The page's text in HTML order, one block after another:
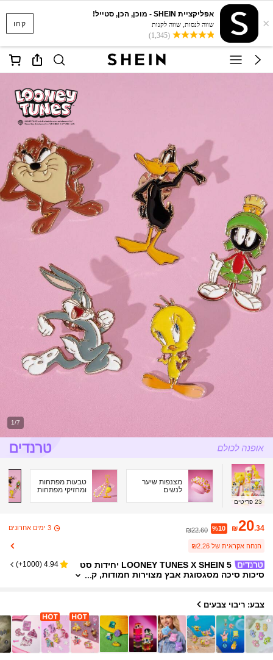
קחו ×
אפליקציית SHEIN - מוכן, הכן, סטייל!
שווה לנסות, שווה לקנות
(1,345)
1/7
23 פריטים
מצנפות שיער
לנשים
טבעות מפתחות
ומחזיקי מפתחות
₪20.34
%10
₪22.60 3 ימים אחרונים
הנחה אקראית של ₪2.26
LOONEY TUNES X SHEIN 5 יחידות סט
סיכות סיכה מסגסוגת אבץ מצוירות חמודות, ק
4.94
(
1000+
)
צבע: ריבוי צבעים